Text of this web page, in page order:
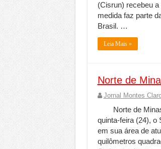
(Cisrun) recebeu
medida faz parte
Brasil. …
Leia Mais »
Norte de
Jornal Montes
Norte de
quinta-feira (24), o
em sua área de
quilômetros